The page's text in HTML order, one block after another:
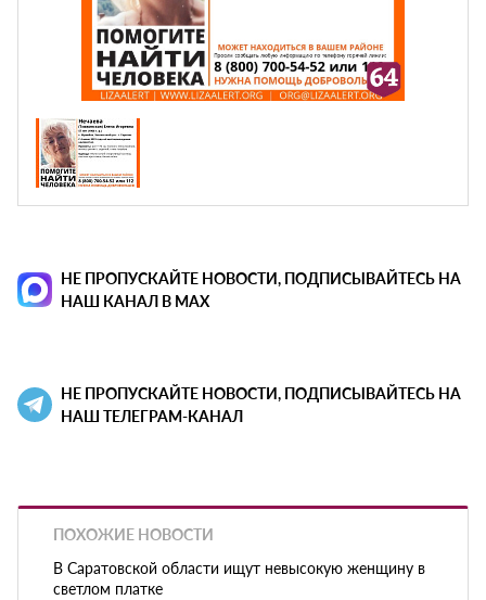
НЕ ПРОПУСКАЙТЕ НОВОСТИ, ПОДПИСЫВАЙТЕСЬ НА
НАШ КАНАЛ В MAX
НЕ ПРОПУСКАЙТЕ НОВОСТИ, ПОДПИСЫВАЙТЕСЬ НА
НАШ ТЕЛЕГРАМ-КАНАЛ
ПОХОЖИЕ НОВОСТИ
В Саратовской области ищут невысокую женщину в
светлом платке